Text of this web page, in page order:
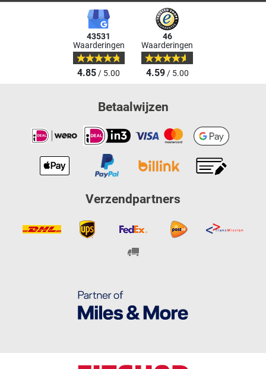
43531
Waarderingen
4.85/ 5.00
46
Waarderingen
4.59/ 5.00
Betaalwijzen
Verzendpartners